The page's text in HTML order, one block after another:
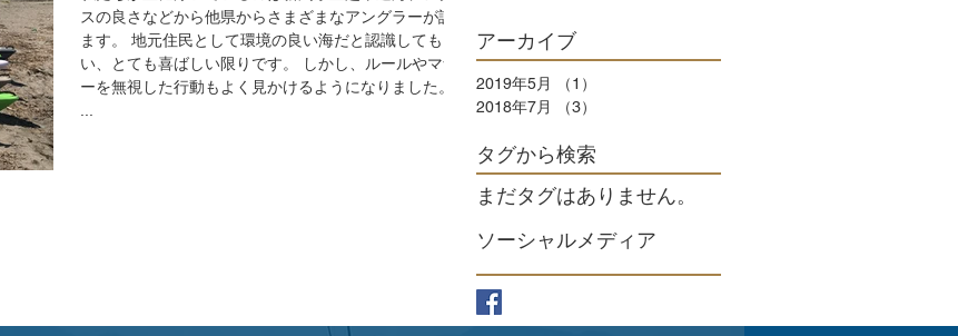
スの良さなどから他県からさまざまなアングラーが訪れ
ます。 地元住民として環境の良い海だと認識してもら
い、とても喜ばしい限りです。 しかし、ルールやマナ
ーを無視した行動もよく見かけるようになりました。
アーカイブ
2019年5月 （1）
2018年7月
（3）
タグから検索
まだタグはありません。
ソーシャルメディア